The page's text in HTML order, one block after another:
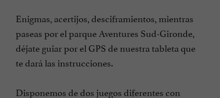
Enigmas, acertijos, desciframientos, mientras
paseas por el parque Aventures Sud-Gironde,
déjate guiar por el GPS de nuestra tableta que
te dará las instrucciones.
Disponemos de dos juegos diferentes con